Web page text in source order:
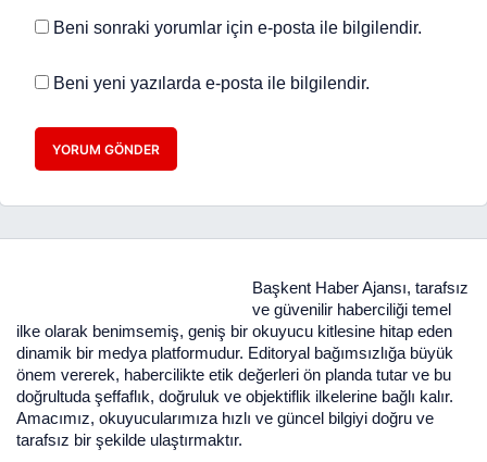
Beni sonraki yorumlar için e-posta ile bilgilendir.
Beni yeni yazılarda e-posta ile bilgilendir.
YORUM GÖNDER
Başkent Haber Ajansı, tarafsız
ve güvenilir haberciliği temel
ilke olarak benimsemiş, geniş bir okuyucu kitlesine hitap eden
dinamik bir medya platformudur. Editoryal bağımsızlığa büyük
önem vererek, habercilikte etik değerleri ön planda tutar ve bu
doğrultuda şeffaflık, doğruluk ve objektiflik ilkelerine bağlı kalır.
Amacımız, okuyucularımıza hızlı ve güncel bilgiyi doğru ve
tarafsız bir şekilde ulaştırmaktır.